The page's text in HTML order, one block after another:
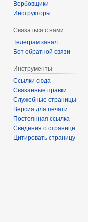
‏‎Вербовщики
Инструкторы
Связаться с нами
Телеграм канал
Бот обратной связи
Инструменты
Ссылки сюда
Связанные правки
Служебные страницы
Версия для печати
Постоянная ссылка
Сведения о странице
Цитировать страницу